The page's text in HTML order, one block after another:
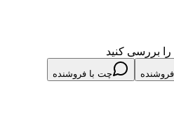
بررسی کنید
چت با فروشنده